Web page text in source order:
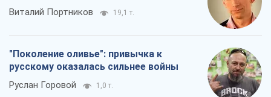
Виталий Портников 19,1 т.
"Поколение оливье": привычка к
русскому оказалась сильнее войны
Руслан Горовой 1,0 т.